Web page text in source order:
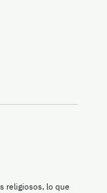
religiosos, lo que